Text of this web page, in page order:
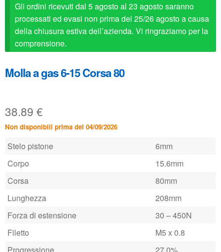
child
FAQ
Gli ordini ricevuti dal 5 agosto al 23 agosto saranno
processati ed evasi non prima del 25/26 agosto a causa
della chiusura estiva dell’azienda. Vi ringraziamo per la
comprensione.
Molla a gas 6-15 Corsa 80
38.89 €
Non disponibili prima del 04/09/2026
Stelo pistone
6mm
Corpo
15.6mm
Corsa
80mm
Lunghezza
208mm
Forza di estensione
30 – 450N
Filetto
M5 x 0.8